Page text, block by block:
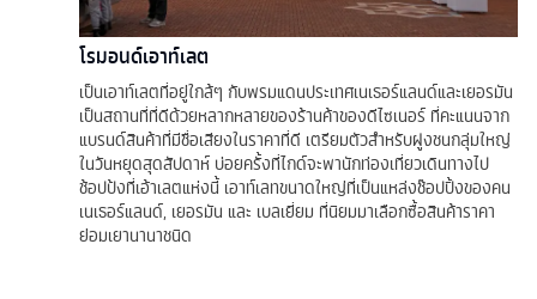
โรมอนด์เอาท์เลต
เป็นเอาท์เลตที่อยู่ใกล้ๆ กับพรมแดนประเทศเนเธอร์แลนด์และเยอรมัน
เป็นสถานที่ที่ดีด้วยหลากหลายของร้านค้าของดีไซเนอร์ ที่คะแนนจาก
แบรนด์สินค้าที่มีชื่อเสียงในราคาที่ดี เตรียมตัวสำหรับฝูงชนกลุ่มใหญ่
ในวันหยุดสุดสัปดาห์ บ่อยครั้งที่ไกด์จะพานักท่องเที่ยวเดินทางไป
ช้อปป้งที่เอ้าเลตแห่งนี้ เอาท์เลทขนาดใหญ่ที่เป็นแหล่งช๊อปปิ้งของคน
เนเธอร์แลนด์, เยอรมัน และ เบลเยี่ยม ที่นิยมมาเลือกซื้อสินค้าราคา
ย่อมเยานานาชนิด